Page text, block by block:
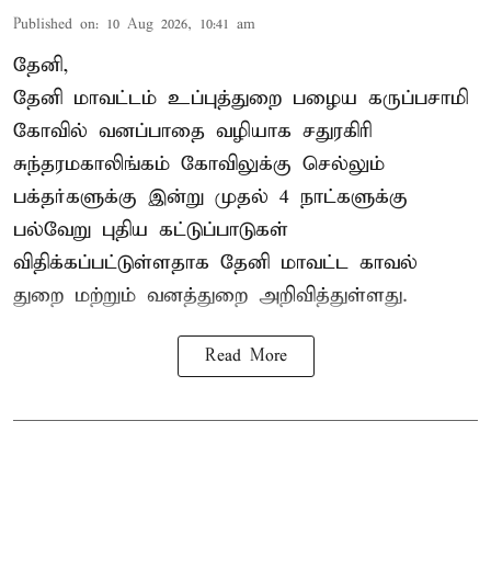
Published on: 10 Aug 2026, 10:41 am
தேனி,
தேனி மாவட்டம் உப்புத்துறை பழைய கருப்பசாமி
கோவில் வனப்பாதை வழியாக சதுரகிரி
சுந்தரமகாலிங்கம் கோவிலுக்கு செல்லும்
பக்தர்களுக்கு இன்று முதல் 4 நாட்களுக்கு
பல்வேறு புதிய கட்டுப்பாடுகள்
விதிக்கப்பட்டுள்ளதாக தேனி மாவட்ட காவல்
துறை மற்றும் வனத்துறை அறிவித்துள்ளது.
Read More